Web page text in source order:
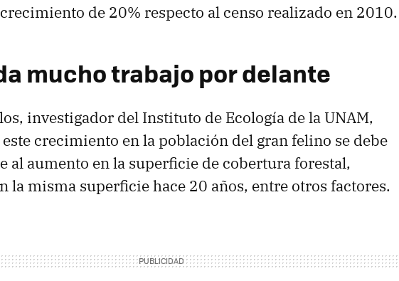
de 20% respecto al censo realizado en 2010.
mucho trabajo por delante
investigador del Instituto de Ecología de la UNAM,
crecimiento en la población del gran felino se debe
al aumento en la superficie de cobertura forestal,
la misma superficie hace 20 años, entre otros factores.